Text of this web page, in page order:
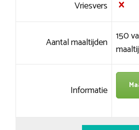
Vriesvers
Aantal maaltijden 150
Informatie